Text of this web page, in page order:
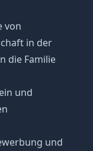
von
in der
die Familie
und
und